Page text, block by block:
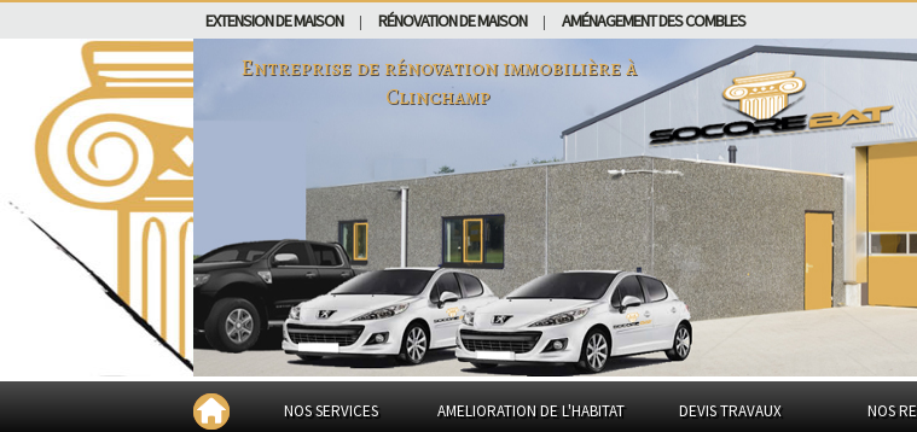
EXTENSION DE MAISON RÉNOVATION DE MAISON AMÉNAGEMENT DES COMBLES
Entreprise de rénovation immobilière à
Clinchamp
NOS SERVICES AMELIORATION DE L'HABITAT DEVIS TRAVAUX NOS